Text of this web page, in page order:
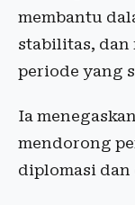
membantu
stabilitas, dan
periode yang
Ia
mendorong
diplomasi